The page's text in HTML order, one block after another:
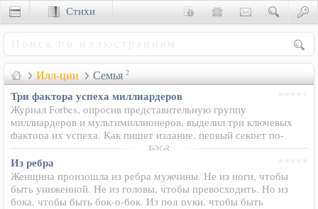
Илл-ции Семья 2
Три фактора успеха миллиардеров
Журнал Forbes, опросив представительную группу
миллиардеров и мультимиллионеров, выделил три ключевых
фактора их успеха. Как пишет издание, первый секрет по-
настоящему богатых людей состоит в том, что они не боятся
потерпеть неудачу…
Из ребра
Женщина произошла из ребра мужчины. Не из ноги, чтобы
быть униженной. Не из головы, чтобы превосходить. Но из
бока, чтобы быть бок-о-бок. Из под руки, чтобы быть
Стихи